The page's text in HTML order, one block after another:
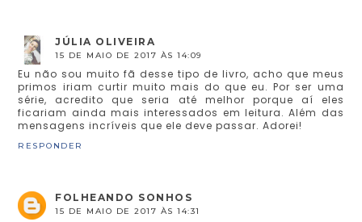
JÚLIA OLIVEIRA
15 DE MAIO DE 2017 ÀS 14:09
Eu não sou muito fã desse tipo de livro, acho que meus
primos iriam curtir muito mais do que eu. Por ser uma
série, acredito que seria até melhor porque aí eles
ficariam ainda mais interessados em leitura. Além das
mensagens incríveis que ele deve passar. Adorei!
RESPONDER
FOLHEANDO SONHOS
15 DE MAIO DE 2017 ÀS 14:31